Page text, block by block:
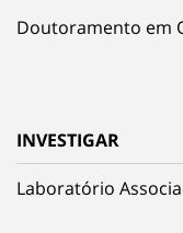
Doutoramento em
INVESTIGAR
Laboratório